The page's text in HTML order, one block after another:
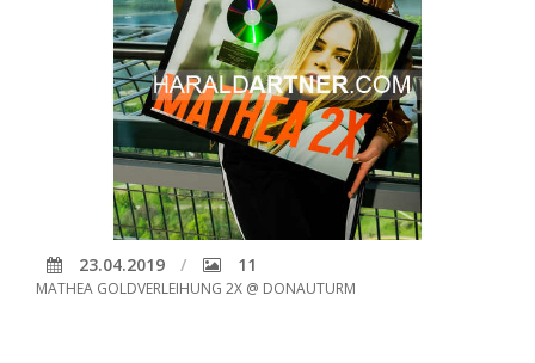
23.04.2019 11
MATHEA GOLDVERLEIHUNG 2X @ DONAUTURM